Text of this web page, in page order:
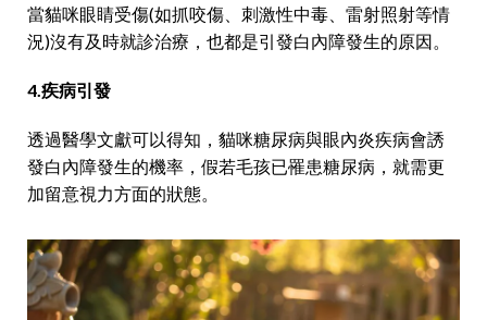
當貓咪眼睛受傷(如抓咬傷、刺激性中毒、雷射照射等情
況)沒有及時就診治療，也都是引發白內障發生的原因。
4.疾病引發
透過醫學文獻可以得知，貓咪糖尿病與眼內炎疾病會誘
發白內障發生的機率，假若毛孩已罹患糖尿病，就需更
加留意視力方面的狀態。